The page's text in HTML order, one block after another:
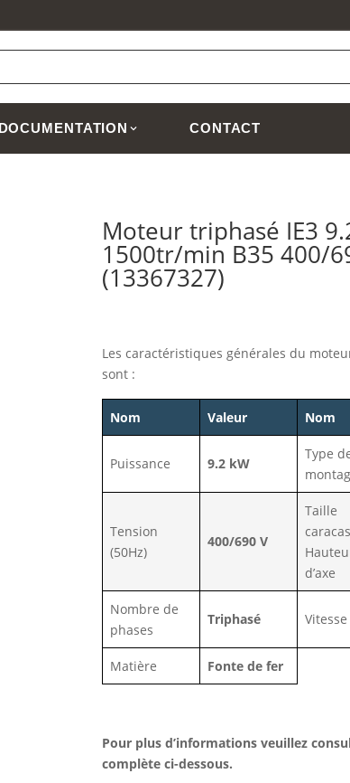
DOCUMENTATION CONTACT
Moteur triphasé IE3
1500tr/min B35 400/
(13367327)
Les caractéristiques générales du
sont :
Nom Valeur Nom
Puissance 9.2 kW
Type
Tension
(50Hz)
400/690 V
Taille
d’axe
Nombre de
phases
Triphasé Vitesse
Matière Fonte de fer
Pour plus d’informations veuillez
complète ci-dessous.